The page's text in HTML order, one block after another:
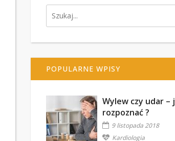
POPULARNE WPISY
Wylew czy udar –
rozpoznać ?
9 listopada 2018
Kardiologia